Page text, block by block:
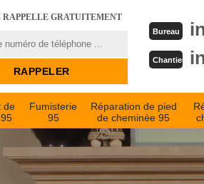
RAPPELLE GRATUITEMENT
Bureau
Chantier
de
Fumisterie
95
Réparation de pied
de cheminée 95